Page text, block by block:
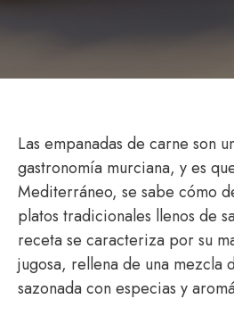
Las empanadas de carne son
gastronomía murciana, y es
Mediterráneo, se sabe cómo
platos tradicionales llenos de
receta se caracteriza por su
jugosa, rellena de una mezcla
sazonada con especias y